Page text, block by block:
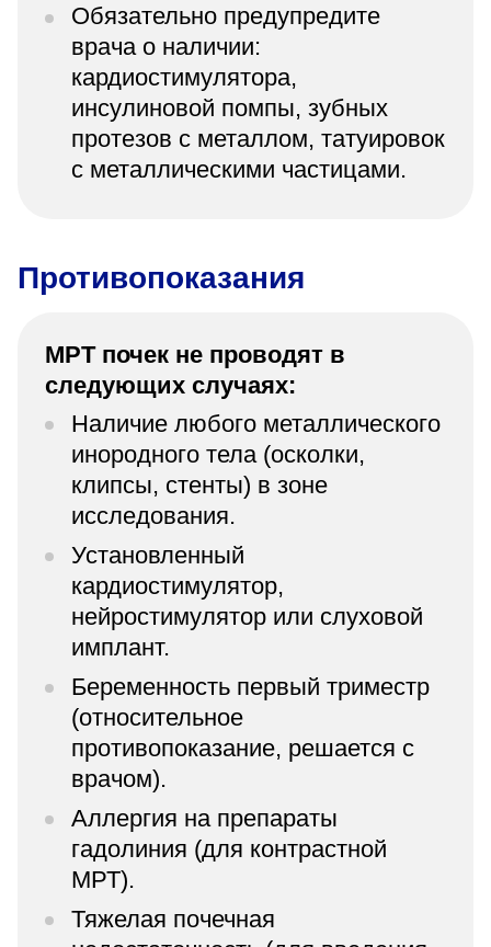
Обязательно предупредите
врача о наличии:
кардиостимулятора,
инсулиновой помпы, зубных
протезов с металлом, татуировок
с металлическими частицами.
Противопоказания
МРТ почек не проводят в
следующих случаях:
Наличие любого металлического
инородного тела (осколки,
клипсы, стенты) в зоне
исследования.
Установленный
кардиостимулятор,
нейростимулятор или слуховой
имплант.
Беременность первый триместр
(относительное
противопоказание, решается с
врачом).
Аллергия на препараты
гадолиния (для контрастной
МРТ).
Тяжелая почечная